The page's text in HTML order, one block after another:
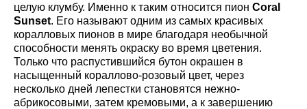
целую клумбу. Именно к таким относится пион Coral
Sunset. Его называют одним из самых красивых
коралловых пионов в мире благодаря необычной
способности менять окраску во время цветения.
Только что распустившийся бутон окрашен в
насыщенный кораллово-розовый цвет, через
несколько дней лепестки становятся нежно-
абрикосовыми, затем кремовыми, а к завершению